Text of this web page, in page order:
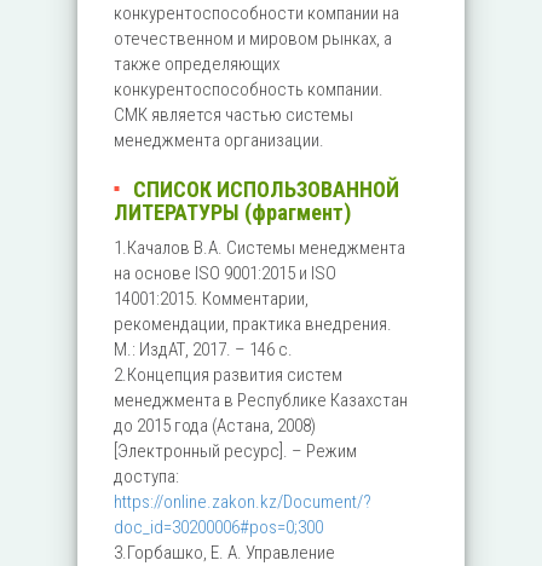
конкурентоспособности компании на
отечественном и мировом рынках, а
также определяющих
конкурентоспособность компании.
СМК является частью системы
менеджмента организации.
СПИСОК ИСПОЛЬЗОВАННОЙ
ЛИТЕРАТУРЫ (фрагмент)
1.Качалов В.А. Системы менеджмента
на основе ISO 9001:2015 и ISO
14001:2015. Комментарии,
рекомендации, практика внедрения.
М.: ИздАТ, 2017. – 146 с.
2.Концепция развития систем
менеджмента в Республике Казахстан
до 2015 года (Астана, 2008)
[Электронный ресурс]. – Режим
доступа:
https://online.zakon.kz/Document/?
doc_id=30200006#pos=0;300
3.Горбашко, Е. А. Управление